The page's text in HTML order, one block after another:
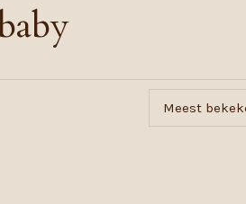
Meest